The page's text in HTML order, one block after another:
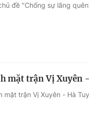
đề "Chống sự lãng
mặt trận Vị Xuyên
trận Vị Xuyên - Hà